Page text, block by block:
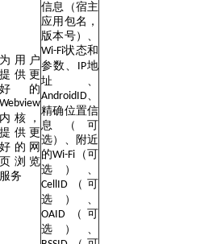
为用户
提供更
好的
Webview
内核，
提供更
好的网
页浏览
服务
信息（宿主
应用包名，
版本号）、
Wi-Fi状态和
参数、 IP地
址、
AndroidID、
精确位置信
息（可
选）、附近
的Wi-Fi （可
选）、
CellID （可
选）、
OAID （可
选）、